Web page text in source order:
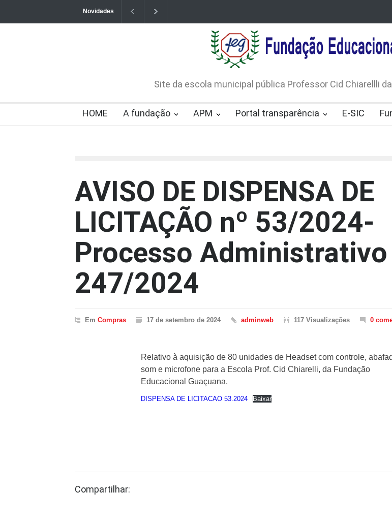
Novidades
CHAMAMENTO PÚBLICO N. 001/2026-EDITAL DE
CREDENCIAMENTO DE RÁDIOS E JORNAIS IMPRESSOS
Site da escola municipal pública Professor Cid Chiarellli
HOME A fundação APM Portal transparência E-SIC
AVISO DE DISPENSA DE
LICITAÇÃO nº 53/2024-
Processo Administrativo
247/2024
Em Compras 17 de setembro de 2024 adminweb 117 Visualizações 0
Relativo à aquisição de 80 unidades de Headset com controle,
som e microfone para a Escola Prof. Cid Chiarelli, da Fundação
Educacional Guaçuana.
DISPENSA DE LICITACAO 53.2024 Baixar
Compartilhar: